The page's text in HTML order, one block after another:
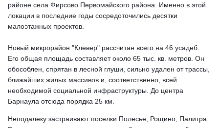
районе села Фирсово Первомайского района. Именно в этой
локации в последние годы сосредоточились десятки
малоэтажных проектов.
Новый микрорайон "Клевер" рассчитан всего на 46 усадеб.
Его общая площадь составляет около 65 тыс. кв. метров. Он
обособлен, спрятан в лесной глуши, сильно удален от трассы,
ближайших жилых массивов и, соответственно, всей
необходимой социальной инфраструктуры. До центра
Барнаула отсюда порядка 25 км.
Неподалеку застраивают поселки Полесье, Рощино, Палитра.